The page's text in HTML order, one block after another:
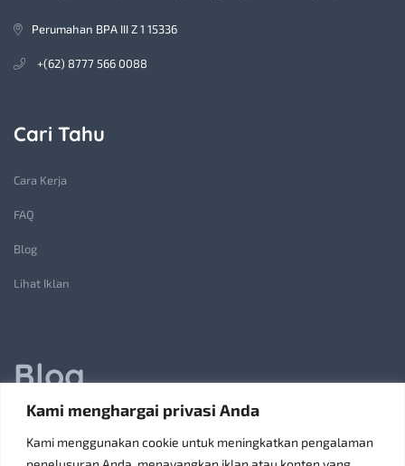
Kami menghargai privasi Anda
Kami menggunakan cookie untuk meningkatkan pengalaman
Perumahan BPA III Z 1 15336
+(62) 8777 566 0088
Cari Tahu
Cara Kerja
FAQ
Blog
Lihat Iklan
Blog
Jasa Pembuatan Lift Barang: Solusi Transportasi Vertikal
Receiving Parcels and Mail at a Rented Room in Singapore